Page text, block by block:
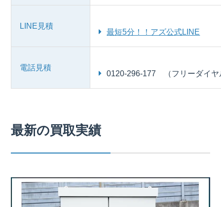
LINE見積
最短5分！！アズ公式LINE
電話見積
0120-296-177 （フリーダイヤ
最新の買取実績